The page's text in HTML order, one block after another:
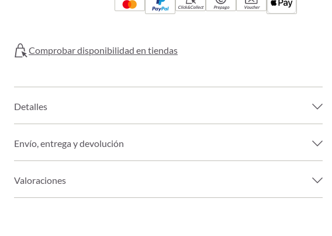
Click&Collect Prepago Voucher
Comprobar disponibilidad en tiendas
Detalles
Envío, entrega y devolución
Valoraciones